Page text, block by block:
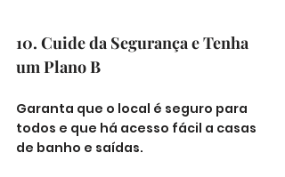
10. Cuide da Segurança e Tenha
um Plano B
Garanta que o local é seguro para
todos e que há acesso fácil a casas
de banho e saídas.